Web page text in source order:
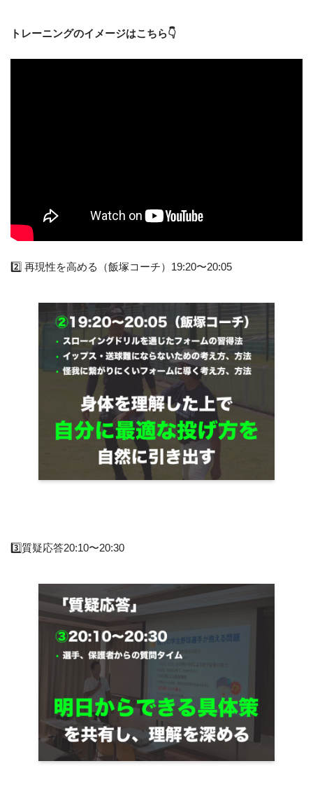
トレーニングのイメージはこちら👇
2️⃣ 再現性を高める（飯塚コーチ）19:20〜20:05
3️⃣質疑応答20:10〜20:30